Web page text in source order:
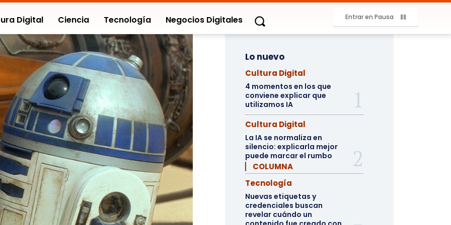
Digital Ciencia Tecnología Negocios Digitales Entrar en Pausa
Lo nuevo
Cultura Digital
4 momentos en los que
conviene explicar que
utilizamos IA
Cultura Digital
La IA se normaliza en
silencio: explicarla mejor
puede marcar el rumbo
▏ COLUMNA
Tecnología
Nuevas etiquetas y
credenciales buscan
revelar cuándo un